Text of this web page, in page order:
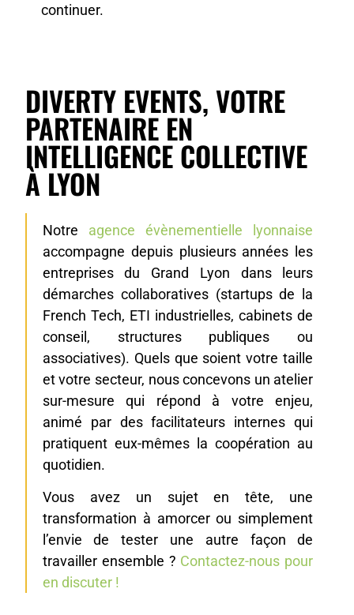
continuer.
DIVERTY EVENTS, VOTRE
PARTENAIRE EN
INTELLIGENCE COLLECTIVE
À LYON
Notre agence évènementielle lyonnaise
accompagne depuis plusieurs années les
entreprises du Grand Lyon dans leurs
démarches collaboratives (startups de la
French Tech, ETI industrielles, cabinets de
conseil, structures publiques ou
associatives). Quels que soient votre taille
et votre secteur, nous concevons un atelier
sur-mesure qui répond à votre enjeu,
animé par des facilitateurs internes qui
pratiquent eux-mêmes la coopération au
quotidien.
Vous avez un sujet en tête, une
transformation à amorcer ou simplement
l’envie de tester une autre façon de
travailler ensemble ? Contactez-nous pour
en discuter !